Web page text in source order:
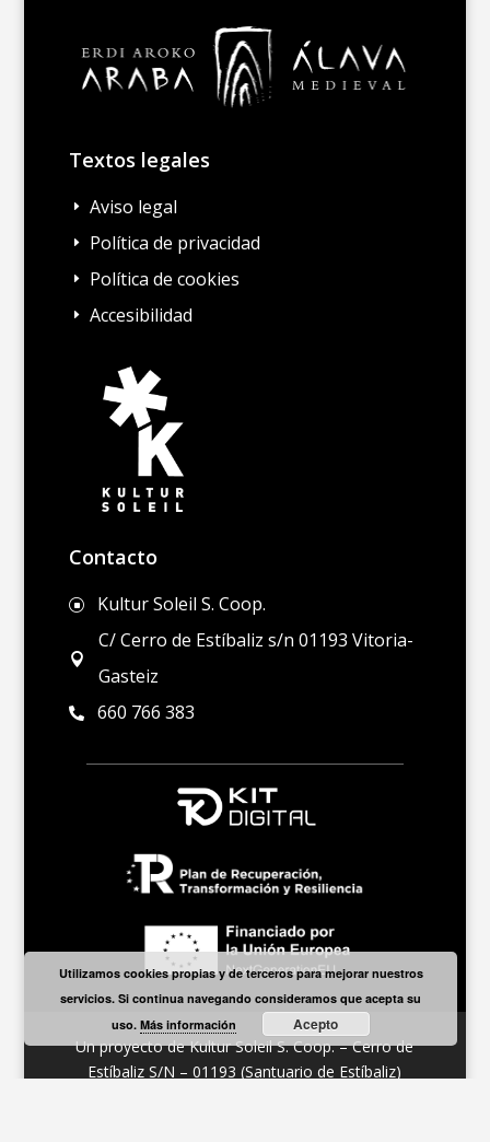
Textos legales
E Aviso legal
E Política de privacidad
E Política de cookies
E Accesibilidad
Contacto
] Kultur Soleil S. Coop.

C/ Cerro de Estíbaliz s/n 01193 Vitoria-
Gasteiz
 660 766 383
Un proyecto de Kultur Soleil S. Coop. – Cerro de
Estíbaliz S/N – 01193 (Santuario de Estíbaliz)
Utilizamos cookies propias y de terceros para mejorar nuestros
servicios. Si continua navegando consideramos que acepta su
uso. Más información Acepto